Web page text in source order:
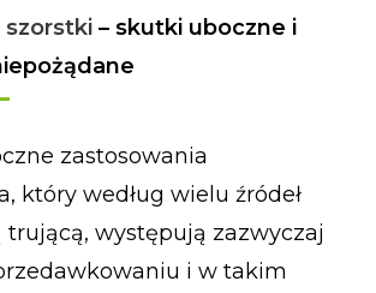
szorstki – skutki uboczne i
zastosowania
który według wielu źródeł
trującą, występują zazwyczaj
i w takim